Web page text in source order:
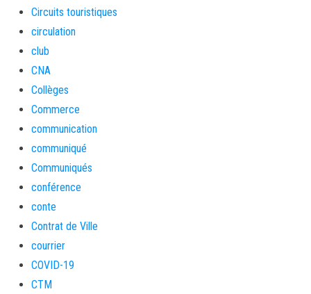
Circuits touristiques
circulation
club
CNA
Collèges
Commerce
communication
communiqué
Communiqués
conférence
conte
Contrat de Ville
courrier
COVID-19
CTM